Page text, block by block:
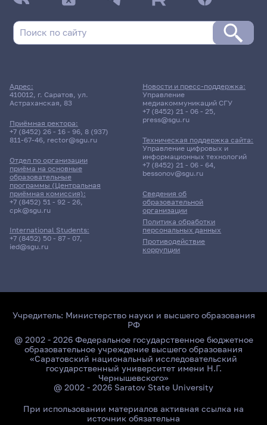
Адрес:
410012, г. Саратов, ул.
Астраханская, 83
Приёмная ректора:
+7 (8452) 26 - 16 - 96, 8 (937)
811-67-46, rector@sgu.ru
Отдел по организации
приёма на основные
образовательные
программы (Центральная
приёмная комиссия):
+7 (8452) 51 - 92 - 26,
cpk@sgu.ru
International Students:
+7 (8452) 50 - 87 - 07,
ied@sgu.ru
Сведения об
образовательной
организации
Политика обработки
персональных данных
Противодействие
коррупции
Новости и пресс-поддержка:
Управление
медиакоммуникаций СГУ
+7 (8452) 21 - 06 - 25,
press@sgu.ru
Техническая поддержка сайта:
Управление цифровых и
информационных технологий
+7 (8452) 21 - 06 - 64,
bessonov@sgu.ru
Учредитель: Министерство науки и высшего образования
РФ
@ 2002 - 2026 Федеральное государственное бюджетное
образовательное учреждение высшего образования
«Саратовский национальный исследовательский
государственный университет имени Н.Г.
Чернышевского»
@ 2002 - 2026 Saratov State University
При использовании материалов активная ссылка на
источник обязательна